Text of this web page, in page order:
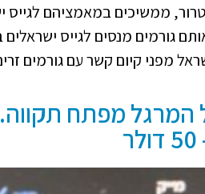
ממשיכים במאמציהם לגייס
גורמים מנסים לגייס
מפני קיום קשר עם גורמים